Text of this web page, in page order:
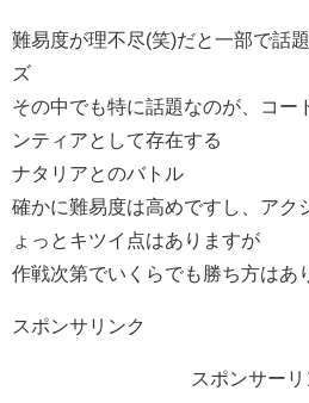
難易度が理不尽(笑)だと一部で話
ズ
その中でも特に話題なのが、コー
ンティアとして存在する
ナタリアとのバトル
確かに難易度は高めですし、アク
ょっとキツイ点はありますが
作戦次第でいくらでも勝ち方はあ
スポンサリンク
スポンサーリ